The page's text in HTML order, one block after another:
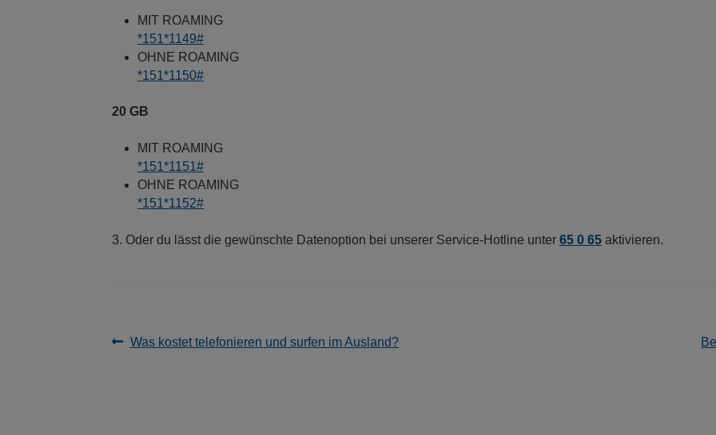
MIT ROAMING
*151*1149#
OHNE ROAMING
*151*1150#
20 GB
MIT ROAMING
*151*1151#
OHNE ROAMING
*151*1152#
3. Oder du lässt die gewünschte Datenoption bei unserer Service-Hotline unter65 0 65 aktivieren.
Beitragsnavigation
Vorheriger
Was kostet telefonieren und surfen im Ausland?